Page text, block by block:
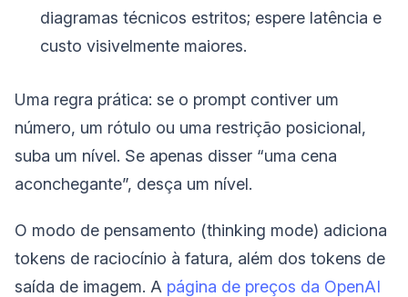
diagramas técnicos estritos; espere latência e
custo visivelmente maiores.
Uma regra prática: se o prompt contiver um
número, um rótulo ou uma restrição posicional,
suba um nível. Se apenas disser “uma cena
aconchegante”, desça um nível.
O modo de pensamento (thinking mode) adiciona
tokens de raciocínio à fatura, além dos tokens de
saída de imagem. A página de preços da OpenAI